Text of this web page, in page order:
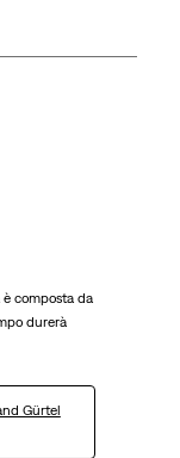
composta da
durerà
Gürtel